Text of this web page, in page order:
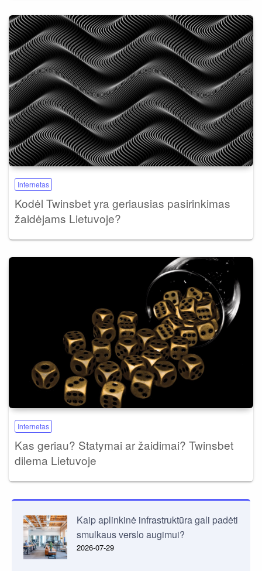
Internetas
Kodėl Twinsbet yra geriausias pasirinkimas
žaidėjams Lietuvoje?
Internetas
Kas geriau? Statymai ar žaidimai? Twinsbet
dilema Lietuvoje
Kaip aplinkinė infrastruktūra gali padėti
smulkaus verslo augimui?
2026-07-29